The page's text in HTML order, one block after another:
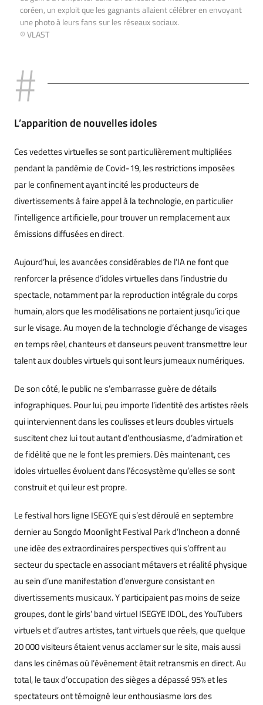
coréen, un exploit que les gagnants allaient célébrer en envoyant
une photo à leurs fans sur les réseaux sociaux.
© VLAST
L’apparition de nouvelles idoles
Ces vedettes virtuelles se sont particulièrement multipliées
pendant la pandémie de Covid-19, les restrictions imposées
par le confinement ayant incité les producteurs de
divertissements à faire appel à la technologie, en particulier
l’intelligence artificielle, pour trouver un remplacement aux
émissions diffusées en direct.
Aujourd’hui, les avancées considérables de l’IA ne font que
renforcer la présence d’idoles virtuelles dans l’industrie du
spectacle, notamment par la reproduction intégrale du corps
humain, alors que les modélisations ne portaient jusqu’ici que
sur le visage. Au moyen de la technologie d’échange de visages
en temps réel, chanteurs et danseurs peuvent transmettre leur
talent aux doubles virtuels qui sont leurs jumeaux numériques.
De son côté, le public ne s’embarrasse guère de détails
infographiques. Pour lui, peu importe l’identité des artistes réels
qui interviennent dans les coulisses et leurs doubles virtuels
suscitent chez lui tout autant d’enthousiasme, d’admiration et
de fidélité que ne le font les premiers. Dès maintenant, ces
idoles virtuelles évoluent dans l’écosystème qu’elles se sont
construit et qui leur est propre.
Le festival hors ligne ISEGYE qui s’est déroulé en septembre
dernier au Songdo Moonlight Festival Park d’Incheon a donné
une idée des extraordinaires perspectives qui s’offrent au
secteur du spectacle en associant métavers et réalité physique
au sein d’une manifestation d’envergure consistant en
divertissements musicaux. Y participaient pas moins de seize
groupes, dont le girls’ band virtuel ISEGYE IDOL, des YouTubers
virtuels et d’autres artistes, tant virtuels que réels, que quelque
20 000 visiteurs étaient venus acclamer sur le site, mais aussi
dans les cinémas où l’événement était retransmis en direct. Au
total, le taux d’occupation des sièges a dépassé 95% et les
spectateurs ont témoigné leur enthousiasme lors des